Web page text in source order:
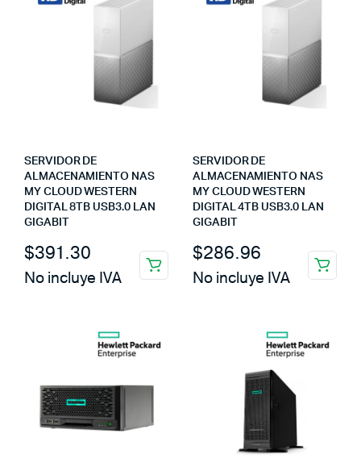
SERVIDOR DE
ALMACENAMIENTO NAS
MY CLOUD WESTERN
DIGITAL 8TB USB3.0 LAN
GIGABIT
$391.30
No incluye IVA
SERVIDOR DE
ALMACENAMIENTO NAS
MY CLOUD WESTERN
DIGITAL 4TB USB3.0 LAN
GIGABIT
$286.96
No incluye IVA